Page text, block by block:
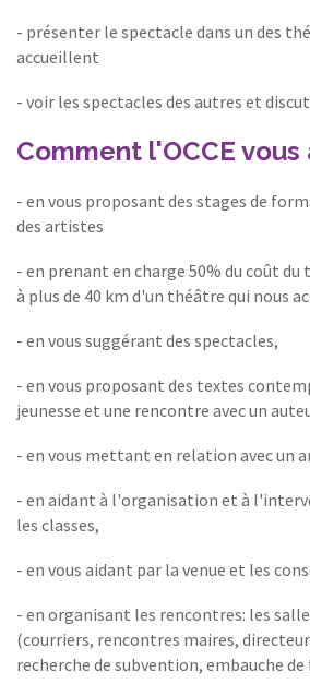
- présenter le spectacle dans un des
accueillent
- voir les spectacles des autres et
Comment l'OCCE vous
- en vous proposant des stages de
des artistes
- en prenant en charge 50% du coût
à plus de 40 km d'un théâtre qui nous
- en vous suggérant des spectacles,
- en vous proposant des textes
jeunesse et une rencontre avec un
- en vous mettant en relation avec un
- en aidant à l'organisation et à
les classes,
- en vous aidant par la venue et les
- en organisant les rencontres: les
(courriers, rencontres maires,
recherche de subvention, embauche de